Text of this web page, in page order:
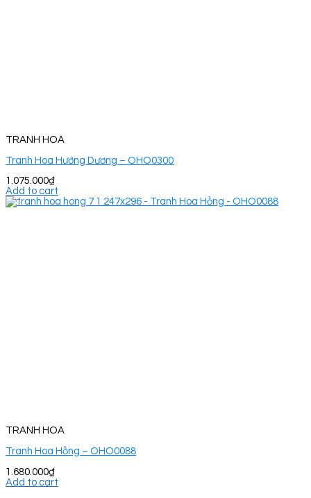
TRANH HOA
Tranh Hoa Hướng Dương – OHO0300
1.075.000₫
Add to cart
TRANH HOA
Tranh Hoa Hồng – OHO0088
1.680.000₫
Add to cart